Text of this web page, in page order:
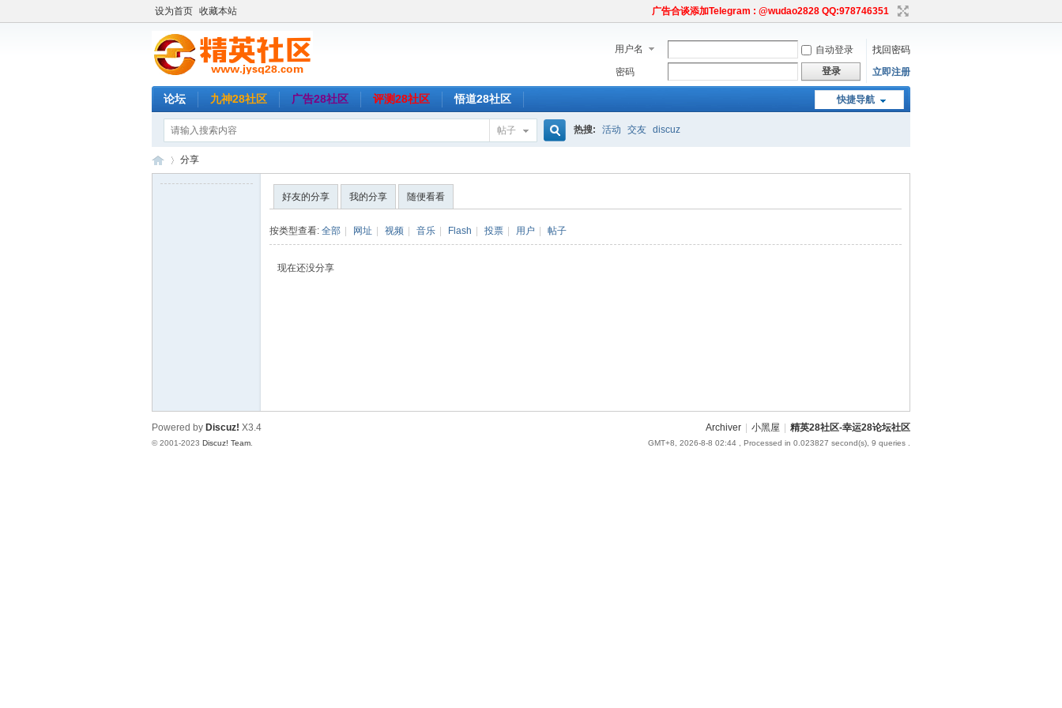
设为首页 收藏本站 广告合谈添加Telegram : @wudao2828 QQ:978746351
用户名 自动登录
找回密码
密码
登录 立即注册
快捷导航
论坛 九神28社区 广告28社区 评测28社区 悟道28社区
帖子 热搜: 活动 交友 discuz
分享
好友的分享 我的分享 随便看看
按类型查看: 全部 网址 视频 音乐 Flash 投票 用户 帖子
现在还没分享
Archiver 小黑屋 精英28社区-幸运28论坛社区
GMT+8, 2026-8-8 02:44 , Processed in 0.023827 second(s), 9 queries .
Powered by Discuz! X3.4
© 2001-2023 Discuz! Team